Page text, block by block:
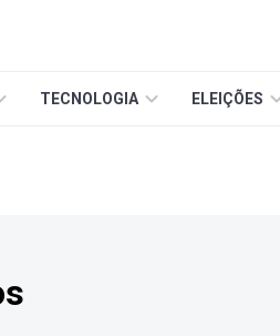
TECNOLOGIA ELEIÇÕES